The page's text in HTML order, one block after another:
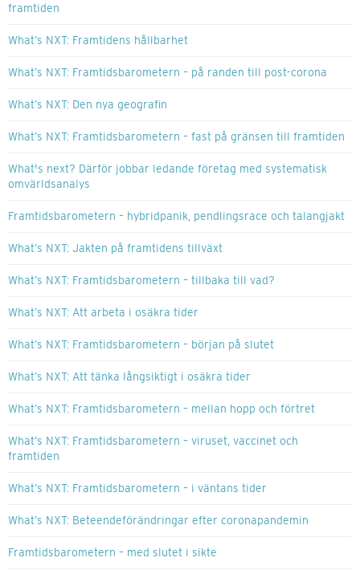
framtiden
What’s NXT: Framtidens hållbarhet
What’s NXT: Framtidsbarometern – på randen till post-corona
What’s NXT: Den nya geografin
What’s NXT: Framtidsbarometern – fast på gränsen till framtiden
What's next? Därför jobbar ledande företag med systematisk
omvärldsanalys
Framtidsbarometern – hybridpanik, pendlingsrace och talangjakt
What’s NXT: Jakten på framtidens tillväxt
What’s NXT: Framtidsbarometern – tillbaka till vad?
What’s NXT: Att arbeta i osäkra tider
What’s NXT: Framtidsbarometern – början på slutet
What’s NXT: Att tänka långsiktigt i osäkra tider
What’s NXT: Framtidsbarometern – mellan hopp och förtret
What’s NXT: Framtidsbarometern – viruset, vaccinet och
framtiden
What’s NXT: Framtidsbarometern – i väntans tider
What’s NXT: Beteendeförändringar efter coronapandemin
Framtidsbarometern – med slutet i sikte